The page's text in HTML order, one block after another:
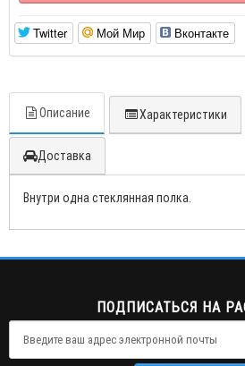
Twitter Мой Мир Вконтакте
Описание Характеристики
Доставка
Внутри одна стеклянная полка.
ПОДПИСАТЬСЯ НА